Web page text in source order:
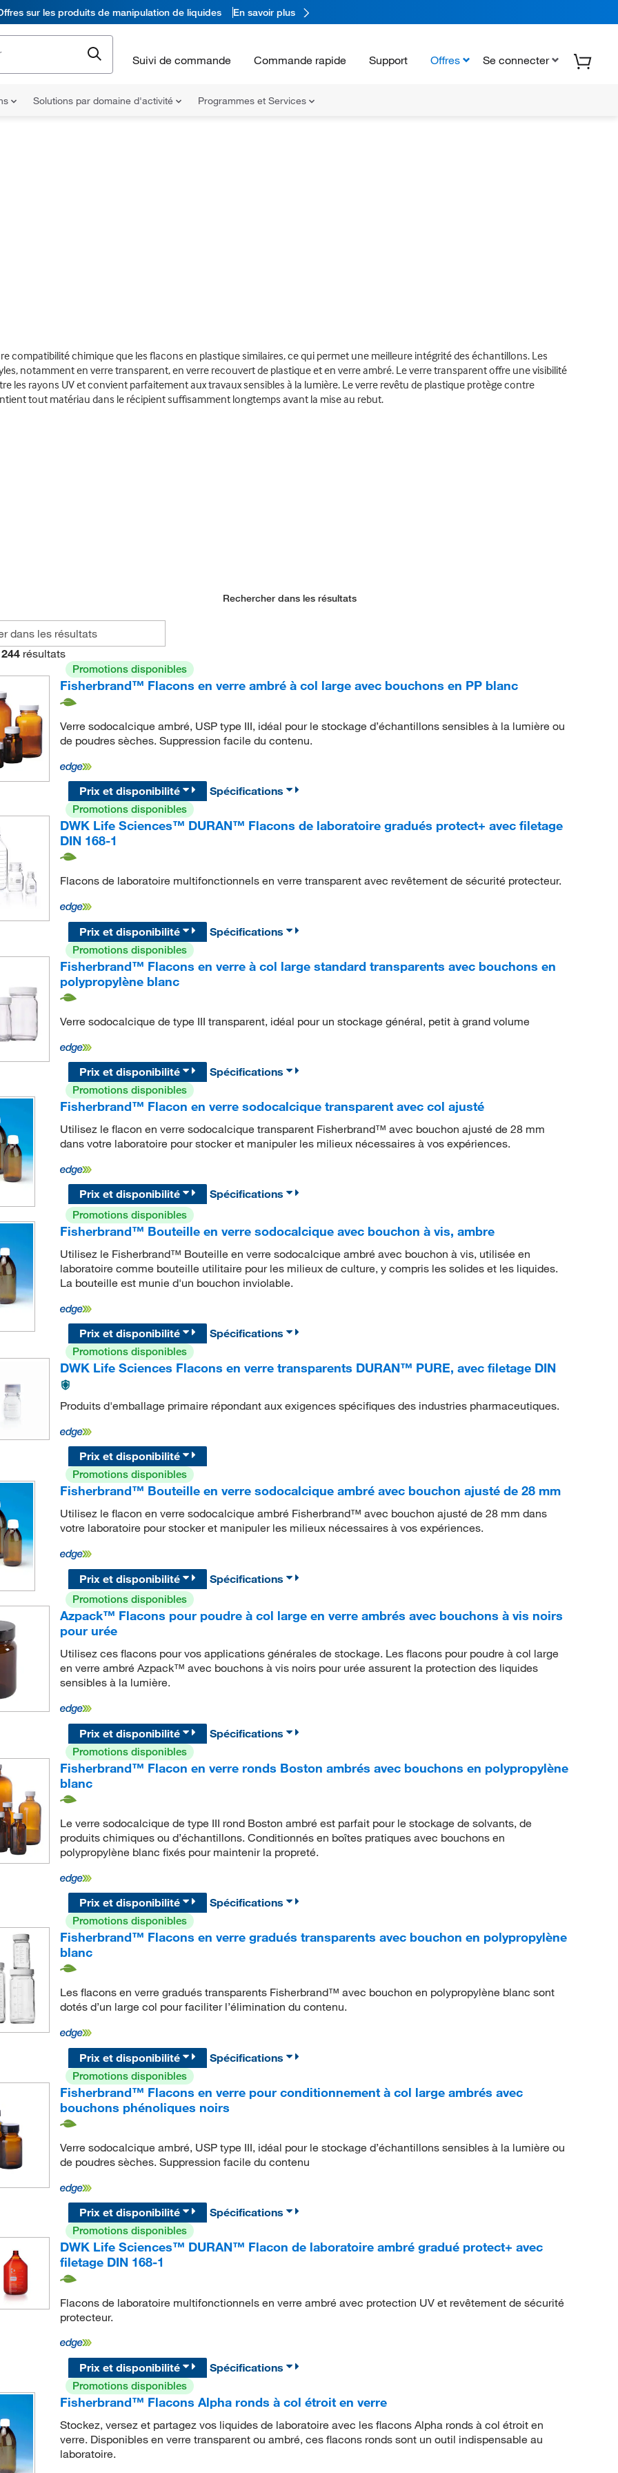
sur les produits de manipulation de liquides En savoir plus
Suivi de commande Commande rapide Support Offres Se connecter
Solutions par domaine d'activité Programmes et Services
compatibilité chimique que les flacons en plastique similaires, ce qui permet une meilleure intégrité des échantillons. Les
notamment en verre transparent, en verre recouvert de plastique et en verre ambré. Le verre transparent offre une visibilité
les rayons UV et convient parfaitement aux travaux sensibles à la lumière. Le verre revêtu de plastique protège contre
tout matériau dans le récipient suffisamment longtemps avant la mise au rebut.
Rechercher dans les résultats
244 résultats
Promotions disponibles
Fisherbrand™ Flacons en verre ambré à col large avec bouchons en PP blanc
Verre sodocalcique ambré, USP type III, idéal pour le stockage d’échantillons sensibles à la lumière ou
de poudres sèches. Suppression facile du contenu.
Prix et disponibilité
Spécifications
Promotions disponibles
DWK Life Sciences™ DURAN™ Flacons de laboratoire gradués protect+ avec filetage
DIN 168-1
Flacons de laboratoire multifonctionnels en verre transparent avec revêtement de sécurité protecteur.
Prix et disponibilité
Spécifications
Promotions disponibles
Fisherbrand™ Flacons en verre à col large standard transparents avec bouchons en
polypropylène blanc
Verre sodocalcique de type III transparent, idéal pour un stockage général, petit à grand volume
Prix et disponibilité
Spécifications
Promotions disponibles
Fisherbrand™ Flacon en verre sodocalcique transparent avec col ajusté
Utilisez le flacon en verre sodocalcique transparent Fisherbrand™ avec bouchon ajusté de 28 mm
dans votre laboratoire pour stocker et manipuler les milieux nécessaires à vos expériences.
Prix et disponibilité
Spécifications
Promotions disponibles
Fisherbrand™ Bouteille en verre sodocalcique avec bouchon à vis, ambre
Utilisez le Fisherbrand™ Bouteille en verre sodocalcique ambré avec bouchon à vis, utilisée en
laboratoire comme bouteille utilitaire pour les milieux de culture, y compris les solides et les liquides.
La bouteille est munie d'un bouchon inviolable.
Prix et disponibilité
Spécifications
Promotions disponibles
DWK Life Sciences Flacons en verre transparents DURAN™ PURE, avec filetage DIN
Produits d'emballage primaire répondant aux exigences spécifiques des industries pharmaceutiques.
Prix et disponibilité
Promotions disponibles
Fisherbrand™ Bouteille en verre sodocalcique ambré avec bouchon ajusté de 28 mm
Utilisez le flacon en verre sodocalcique ambré Fisherbrand™ avec bouchon ajusté de 28 mm dans
votre laboratoire pour stocker et manipuler les milieux nécessaires à vos expériences.
Prix et disponibilité
Spécifications
Promotions disponibles
Azpack™ Flacons pour poudre à col large en verre ambrés avec bouchons à vis noirs
pour urée
Utilisez ces flacons pour vos applications générales de stockage. Les flacons pour poudre à col large
en verre ambré Azpack™ avec bouchons à vis noirs pour urée assurent la protection des liquides
sensibles à la lumière.
Prix et disponibilité
Spécifications
Promotions disponibles
Fisherbrand™ Flacon en verre ronds Boston ambrés avec bouchons en polypropylène
blanc
Le verre sodocalcique de type III rond Boston ambré est parfait pour le stockage de solvants, de
produits chimiques ou d’échantillons. Conditionnés en boîtes pratiques avec bouchons en
polypropylène blanc fixés pour maintenir la propreté.
Prix et disponibilité
Spécifications
Promotions disponibles
Fisherbrand™ Flacons en verre gradués transparents avec bouchon en polypropylène
blanc
Les flacons en verre gradués transparents Fisherbrand™ avec bouchon en polypropylène blanc sont
dotés d’un large col pour faciliter l’élimination du contenu.
Prix et disponibilité
Spécifications
Promotions disponibles
Fisherbrand™ Flacons en verre pour conditionnement à col large ambrés avec
bouchons phénoliques noirs
Verre sodocalcique ambré, USP type III, idéal pour le stockage d’échantillons sensibles à la lumière ou
de poudres sèches. Suppression facile du contenu
Prix et disponibilité
Spécifications
Promotions disponibles
DWK Life Sciences™ DURAN™ Flacon de laboratoire ambré gradué protect+ avec
filetage DIN 168-1
Flacons de laboratoire multifonctionnels en verre ambré avec protection UV et revêtement de sécurité
protecteur.
Prix et disponibilité
Spécifications
Promotions disponibles
Fisherbrand™ Flacons Alpha ronds à col étroit en verre
Stockez, versez et partagez vos liquides de laboratoire avec les flacons Alpha ronds à col étroit en
verre. Disponibles en verre transparent ou ambré, ces flacons ronds sont un outil indispensable au
laboratoire.